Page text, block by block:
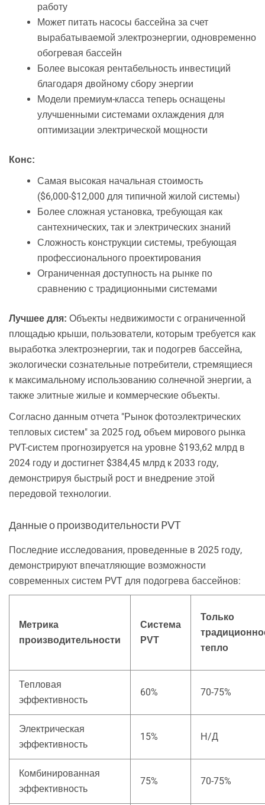
работу
Может питать насосы бассейна за счет
вырабатываемой электроэнергии, одновременно
обогревая бассейн
Более высокая рентабельность инвестиций
благодаря двойному сбору энергии
Модели премиум-класса теперь оснащены
улучшенными системами охлаждения для
оптимизации электрической мощности
Конс:
Самая высокая начальная стоимость
($6,000-$12,000 для типичной жилой системы)
Более сложная установка, требующая как
сантехнических, так и электрических знаний
Сложность конструкции системы, требующая
профессионального проектирования
Ограниченная доступность на рынке по
сравнению с традиционными системами
Лучшее для: Объекты недвижимости с ограниченной
площадью крыши, пользователи, которым требуется как
выработка электроэнергии, так и подогрев бассейна,
экологически сознательные потребители, стремящиеся
к максимальному использованию солнечной энергии, а
также элитные жилые и коммерческие объекты.
Согласно данным отчета "Рынок фотоэлектрических
тепловых систем" за 2025 год, объем мирового рынка
PVT-систем прогнозируется на уровне $193,62 млрд в
2024 году и достигнет $384,45 млрд к 2033 году,
демонстрируя быстрый рост и внедрение этой
передовой технологии.
Данные о производительности PVT
Последние исследования, проведенные в 2025 году,
демонстрируют впечатляющие возможности
современных систем PVT для подогрева бассейнов:
Метрика
производительности
Система
PVT
Только
тепло
Тепловая
эффективность
60% 70-75%
Электрическая
эффективность
15% Н/Д
Комбинированная
эффективность
75% 70-75%